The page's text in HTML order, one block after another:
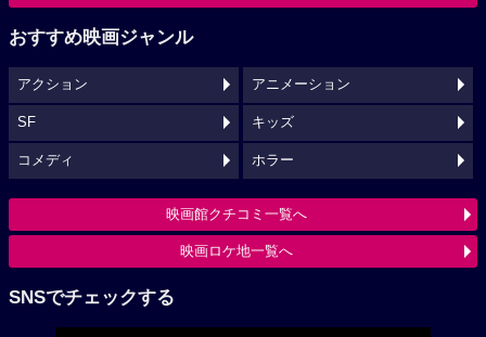
おすすめ映画ジャンル
アクション アニメーション
SF キッズ
コメディ ホラー
映画館クチコミ一覧へ
映画ロケ地一覧へ
SNSでチェックする